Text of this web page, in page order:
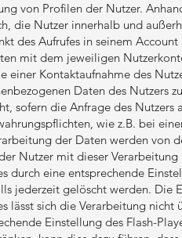
von Profilen der Nutzer.
die Nutzer innerhalb und
des Aufrufes in seinem
mit dem jeweiligen
einer Kontaktaufnahme des
Daten des Nutzers
sofern die Anfrage des
wie z.B. bei
der Daten werden von
Nutzer mit dieser
durch eine entsprechende
jederzeit gelöscht werden. Die
lässt sich die Verarbeitung nicht
Einstellung des Flash-